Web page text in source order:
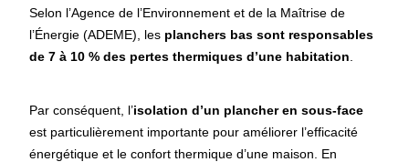
Selon l’Agence de l’Environnement et de la Maîtrise de
l’Énergie (ADEME), les planchers bas sont responsables
de 7 à 10 % des pertes thermiques d’une habitation
Par conséquent, l’isolation d’un plancher en sous-face
est particulièrement importante pour améliorer l’efficacité
énergétique et le confort thermique d’une maison. En